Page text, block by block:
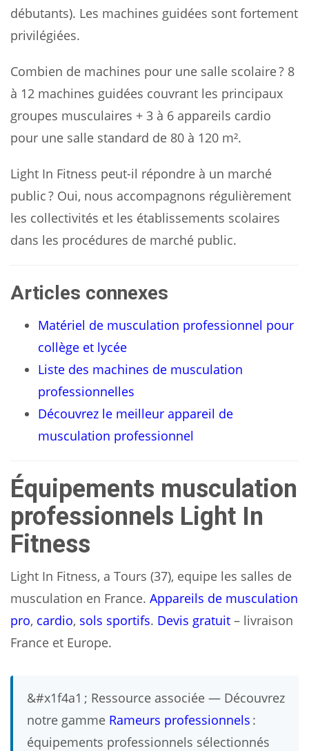
débutants). Les machines guidées sont fortement
privilégiées.
Combien de machines pour une salle scolaire ? 8
à 12 machines guidées couvrant les principaux
groupes musculaires + 3 à 6 appareils cardio
pour une salle standard de 80 à 120 m².
Light In Fitness peut-il répondre à un marché
public ? Oui, nous accompagnons régulièrement
les collectivités et les établissements scolaires
dans les procédures de marché public.
Articles connexes
Matériel de musculation professionnel pour
collège et lycée
Liste des machines de musculation
professionnelles
Découvrez le meilleur appareil de
musculation professionnel
Équipements musculation
professionnels Light In
Fitness
Light In Fitness, a Tours (37), equipe les salles de
musculation en France. Appareils de musculation
pro, cardio, sols sportifs. Devis gratuit – livraison
France et Europe.
&#x1f4a1 ; Ressource associée — Découvrez
notre gamme Rameurs professionnels :
équipements professionnels sélectionnés